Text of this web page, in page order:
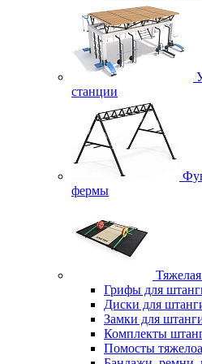
станции
фермы
Грифы для
Диски для
Замки для
Комплекты
Помосты